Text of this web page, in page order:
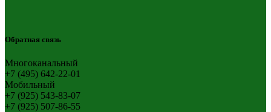
Обратная связь
Многоканальный
+7 (495) 642-22-01
Мобильный
+7 (925) 543-83-07
+7 (925) 507-86-55